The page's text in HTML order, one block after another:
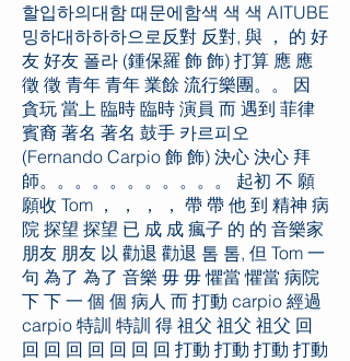
할입하의대함 때문에함색 색 색 AITUBE
밍하대하하하으로反對 反對, 與 ， 的 好
友 好友 폴라 (鍾保羅 飾 飾) 打算 應 應
徵 徵 青年 青年 業餘 流行樂團。。 因
貪玩 當上 臨時 臨時 演員 而 遇到 菲律
賓裔 著名 著名 鼓手 카르피오
(Fernando Carpio 飾 飾) 決心 決心 拜
師。。。。。。。。。。。 起初 不 願
願收 Tom ， ， ， ， 帶 帶 他 到 精神 病
院 探望 探望 已 成 成 瘋子 的 的 音樂家
朋友 朋友 以 勸退 勸退 톰 톰, 但 Tom 一
句 為了 為了 音樂 毋 毋 懼當 懼當 病院
下 下 一 個 個 病人 而 打動 carpio 經過
carpio 特訓 特訓 得 祖父 祖父 祖父 回
回 回 回 回 回 回 回 打動 打動 打動 打動